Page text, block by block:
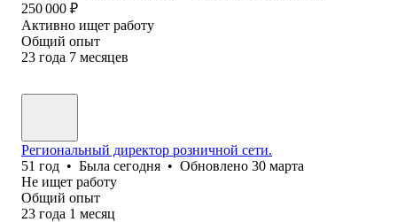
250 000 ₽
Активно ищет работу
Общий опыт
23 года 7 месяцев
Региональный директор розничной сети.
51 год • Была сегодня • Обновлено 30 марта
Не ищет работу
Общий опыт
23 года 1 месяц